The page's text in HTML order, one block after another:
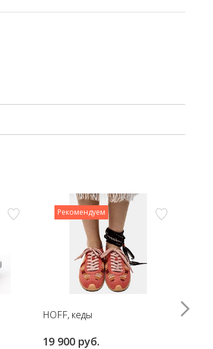
Рекомендуем
HOFF, кеды
19 900 руб.